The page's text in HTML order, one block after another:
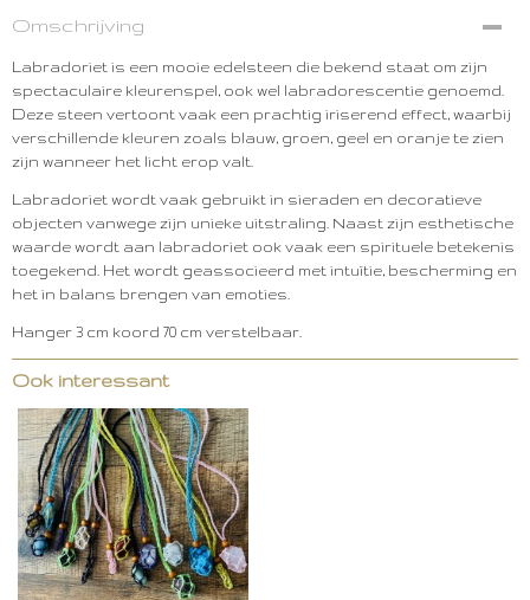
Omschrijving
Labradoriet is een mooie edelsteen die bekend staat om zijn
spectaculaire kleurenspel, ook wel labradorescentie genoemd.
Deze steen vertoont vaak een prachtig iriserend effect, waarbij
verschillende kleuren zoals blauw, groen, geel en oranje te zien
zijn wanneer het licht erop valt.
Labradoriet wordt vaak gebruikt in sieraden en decoratieve
objecten vanwege zijn unieke uitstraling. Naast zijn esthetische
waarde wordt aan labradoriet ook vaak een spirituele betekenis
toegekend. Het wordt geassocieerd met intuïtie, bescherming en
het in balans brengen van emoties.
Hanger 3 cm koord 70 cm verstelbaar.
Ook interessant